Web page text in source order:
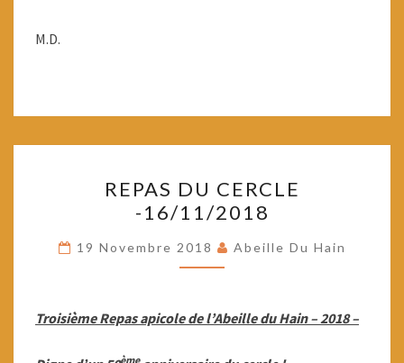
M.D.
DU
CERCLE
-16/11/2018
REPAS DU CERCLE
-16/11/2018
19 Novembre 2018 Abeille Du Hain
Troisième Repas apicole de l’Abeille du Hain – 2018 –
ème